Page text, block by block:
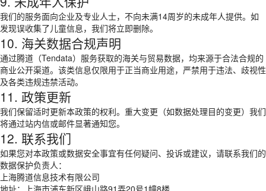
我们的服务面向企业及专业人士，不向未满14周岁的未成年人提供。如
发现误收集了儿童信息，我们将立即删除。
10. 海关数据合规声明
通过腾道（Tendata）服务获取的海关与贸易数据，均来源于合法合规的
商业公开渠道。该类信息仅限用于正当商业用途，严禁用于违法、歧视性
及各类违规违禁活动。
11. 政策更新
我们保留适时更新本政策的权利。重大变更（如数据处理目的变更）我们
将通过站内信或邮件显著通知您。
12. 联系我们
如果您对本政策或数据安全事宜有任何疑问、投诉或建议，请联系我们的
数据保护负责人：
上海腾道信息技术有限公司